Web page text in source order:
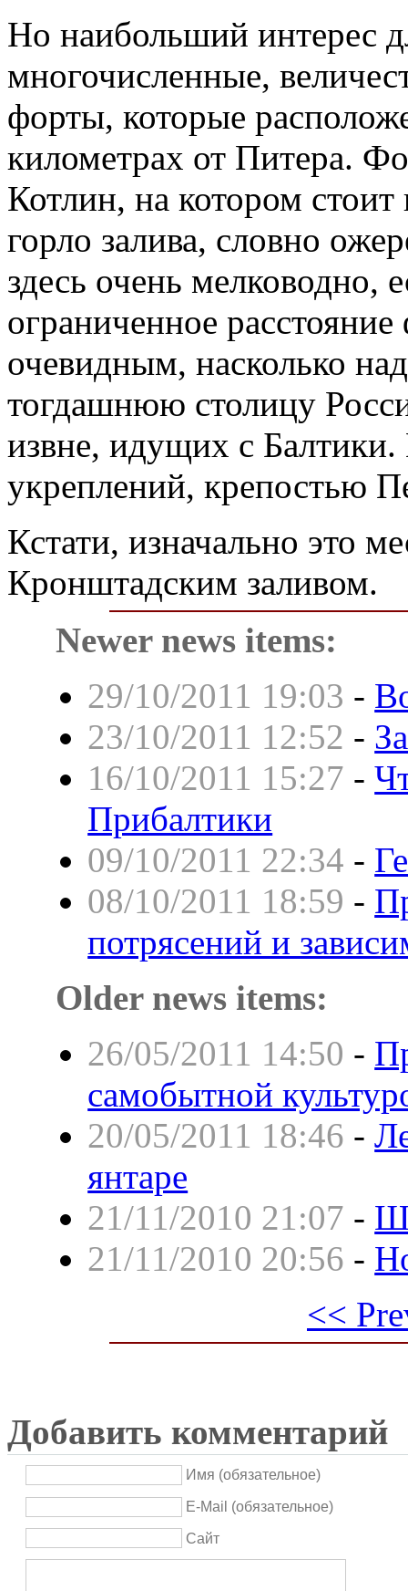
Но наибольший интерес
многочисленные,
форты, которые
километрах от Питера.
Котлин, на котором
горло залива, словно
здесь очень мелководно,
ограниченное
очевидным, насколько
тогдашнюю столицу
извне, идущих с
укреплений, крепостью
Кстати, изначально это
Кронштадским заливом.
Newer news items:
29/10/2011 19:03 -
23/10/2011 12:52 -
16/10/2011 15:27 -
Прибалтики
09/10/2011 22:34 -
08/10/2011 18:59 -
потрясений и
Older news items:
26/05/2011 14:50 -
самобытной
20/05/2011 18:46 -
янтаре
21/11/2010 21:07 -
21/11/2010 20:56 -
<<
Добавить комментарий
Имя (обязательное)
E-Mail (обязательное)
Сайт